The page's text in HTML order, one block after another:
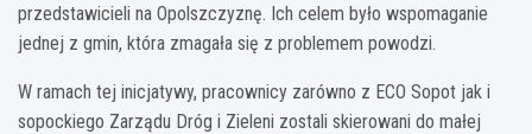
przedstawicieli na Opolszczyznę. Ich celem było wspomaganie
jednej z gmin, która zmagała się z problemem powodzi.
W ramach tej inicjatywy, pracownicy zarówno z ECO Sopot jak i
sopockiego Zarządu Dróg i Zieleni zostali skierowani do małej